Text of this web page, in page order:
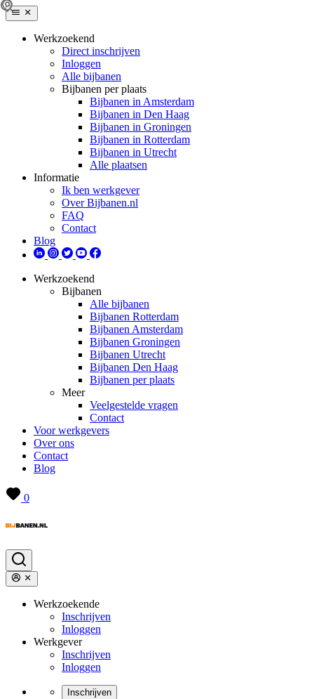
Werkzoekend
Direct inschrijven
Inloggen
Alle bijbanen
Bijbanen per plaats
Bijbanen in Amsterdam
Bijbanen in Den Haag
Bijbanen in Groningen
Bijbanen in Rotterdam
Bijbanen in Utrecht
Alle plaatsen
Informatie
Ik ben werkgever
Over Bijbanen.nl
FAQ
Contact
Blog
Werkzoekend
Bijbanen
Alle bijbanen
Bijbanen Rotterdam
Bijbanen Amsterdam
Bijbanen Groningen
Bijbanen Utrecht
Bijbanen Den Haag
Bijbanen per plaats
Meer
Veelgestelde vragen
Contact
Voor werkgevers
Over ons
Contact
Blog
0
Werkzoekende
Inschrijven
Inloggen
Werkgever
Inschrijven
Inloggen
Inschrijven